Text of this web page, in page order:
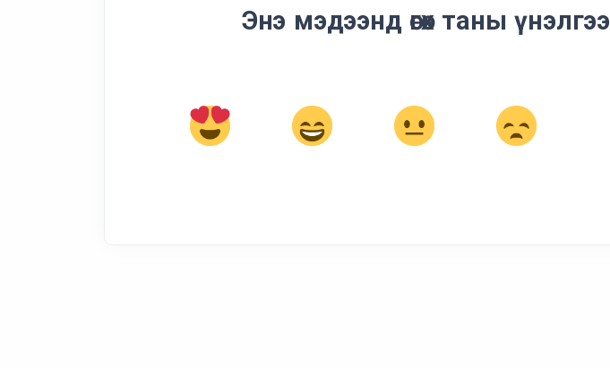
Энэ мэдээнд өгөх таны үнэлгээ